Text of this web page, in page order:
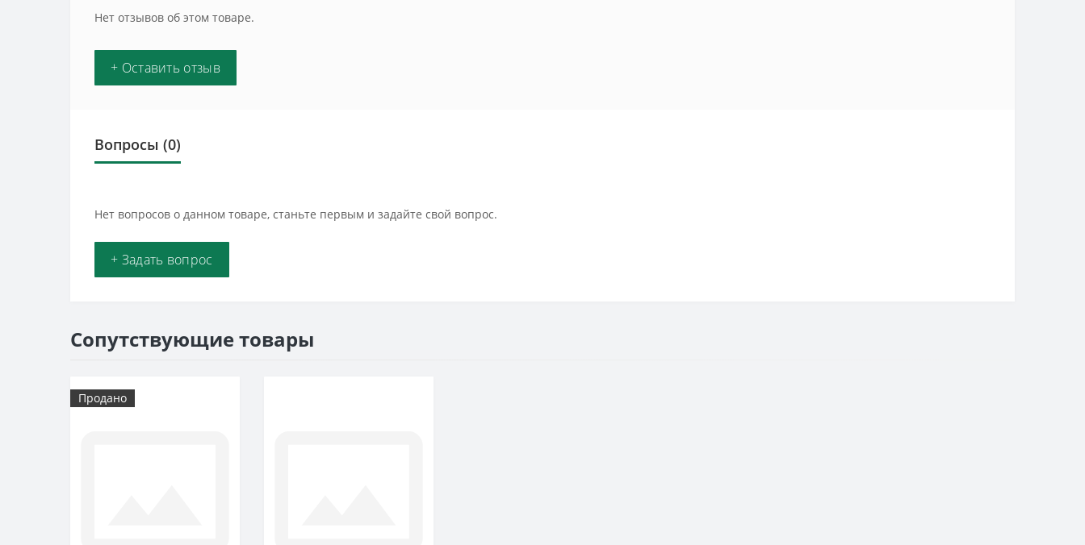
Нет отзывов об этом товаре.
+ Оставить отзыв
Вопросы (0)
Нет вопросов о данном товаре, станьте первым и задайте свой вопрос.
+ Задать вопрос
Сопутствующие товары
Продано